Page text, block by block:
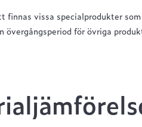
finnas vissa specialprodukter
övergångsperiod för övriga